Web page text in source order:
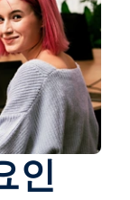
인